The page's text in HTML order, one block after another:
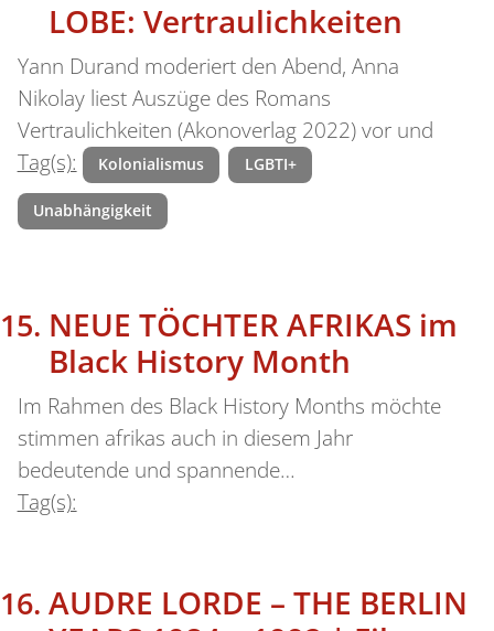
LOBE: Vertraulichkeiten
Yann Durand moderiert den Abend, Anna
Nikolay liest Auszüge des Romans
Vertraulichkeiten (Akonoverlag 2022) vor und
Tag(s):
Kolonialismus LGBTI+
Unabhängigkeit
NEUE TÖCHTER AFRIKAS im
Black History Month
Im Rahmen des Black History Months möchte
stimmen afrikas auch in diesem Jahr
bedeutende und spannende…
Tag(s):
AUDRE LORDE – THE BERLIN